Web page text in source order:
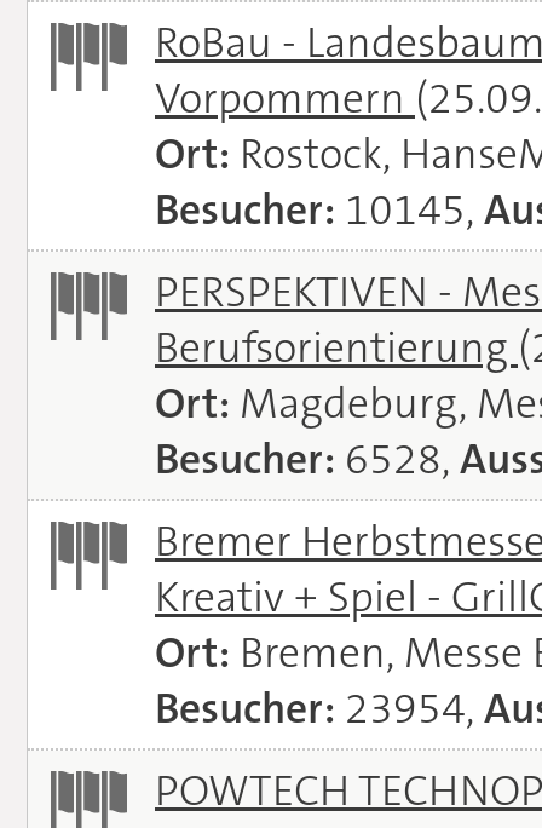
RoBau -
Vorpommern
Ort: Rostock,
Besucher: 10145,
PERSPEKTIVEN -
Berufsorientierung
Ort: Magdeburg,
Besucher: 6528,
Bremer
Kreativ + Spiel -
Ort: Bremen, Messe
Besucher: 23954,
POWTECH